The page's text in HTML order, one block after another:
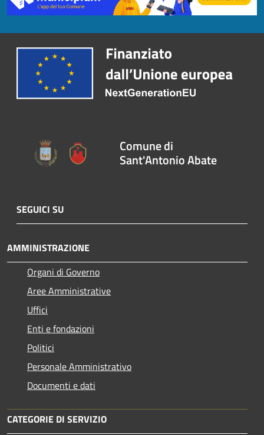
Comune di
Sant'Antonio Abate
SEGUICI SU
AMMINISTRAZIONE
Organi di Governo
Aree Amministrative
Uffici
Enti e fondazioni
Politici
Personale Amministrativo
Documenti e dati
CATEGORIE DI SERVIZIO